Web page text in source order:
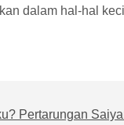
dalam hal-hal kecil
Pertarungan